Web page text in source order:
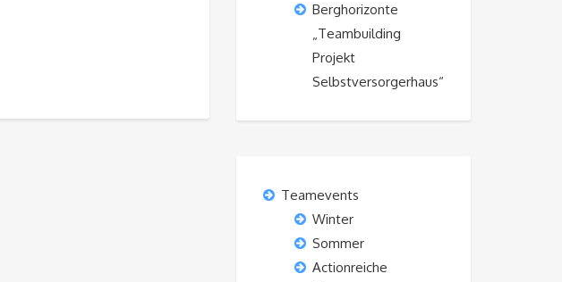
Berghorizonte
„Teambuilding
Projekt
Selbstversorgerhaus“
Teamevents
Winter
Sommer
Actionreiche